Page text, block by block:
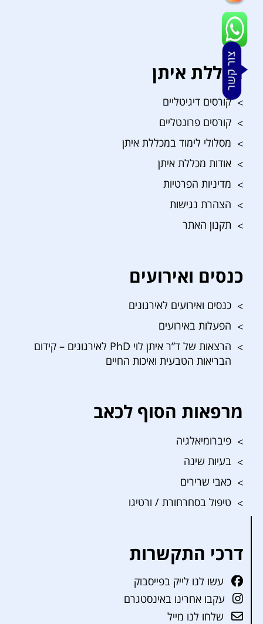
מכללת איתן
קורסים דיגיטליים
קורסים פרונטליים
מסלולי לימוד במכללת איתן
אודות מכללת איתן
מדיניות הפרטיות
הצהרת נגישות
תקנון האתר
כנסים ואירועים
כנסים ואירועים לאירגונים
הפעלות באירועים
הרצאות של ד”ר איתן לוי PhD לאירגונים – קידום
הבריאות הטבעית ואיכות החיים
מרפאות הסוף לכאב
פיברומיאלגיה
בעיות שינה
כאבי שרירים
טיפול בסחרחורת / ורטיגו
דרכי התקשרות
עשו לנו לייק בפייסבוק
עקבו אחרינו באינסטגרם
שלחו לנו מייל